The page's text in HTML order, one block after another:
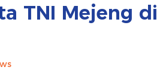
TNI Mejeng di